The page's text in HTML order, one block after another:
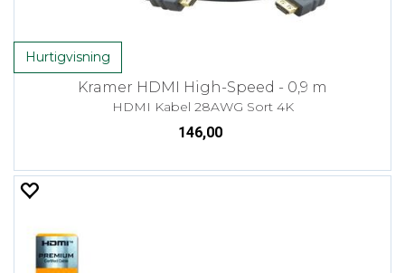
Hurtigvisning
Kramer HDMI High-Speed - 0,9 m
HDMI Kabel 28AWG Sort 4K
146,00